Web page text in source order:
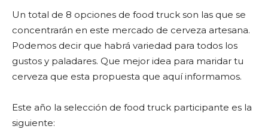
Un total de 8 opciones de food truck son las que se
concentrarán en este mercado de cerveza artesana.
Podemos decir que habrá variedad para todos los
gustos y paladares. Que mejor idea para maridar tu
cerveza que esta propuesta que aquí informamos.
Este año la selección de food truck participante es la
siguiente: